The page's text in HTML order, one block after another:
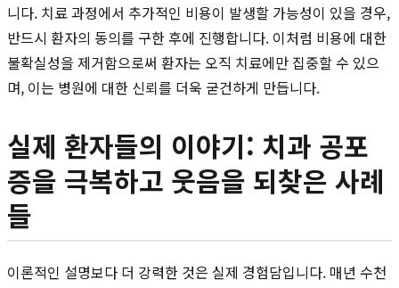
니다. 치료 과정에서 추가적인 비용이 발생할 가능성이 있을 경우,
반드시 환자의 동의를 구한 후에 진행합니다. 이처럼 비용에 대한
불확실성을 제거함으로써 환자는 오직 치료에만 집중할 수 있으
며, 이는 병원에 대한 신뢰를 더욱 굳건하게 만듭니다.
실제 환자들의 이야기: 치과 공포
증을 극복하고 웃음을 되찾은 사례
들
이론적인 설명보다 더 강력한 것은 실제 경험담입니다. 매년 수천